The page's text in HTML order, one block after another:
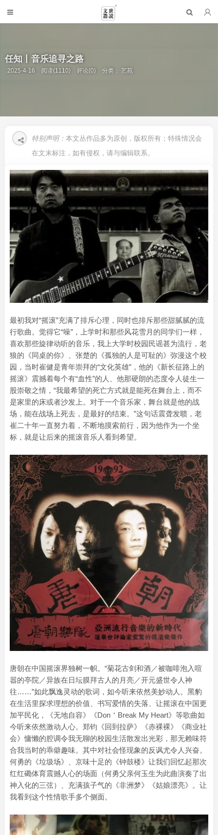
任知丨音乐追寻之路
2025-4-16 阅读(1110) 评论(0) 分类：艺苑
特别声明： 本文丛作品多为原创，版权所有；特殊情况会
在文末标注，如有侵权，请与编辑联系。
最初我对“摇滚”充满了排斥心理，同时也排斥那些甜腻腻的流
行歌曲。觉得它“噪”，上学时和那些风花雪月的同学们一样，
喜欢那些旋律动听的音乐，我上大学时校园民谣甚为流行，老
狼的《同桌的你》、张楚的《孤独的人是可耻的》弥漫这个校
园，当时崔健是青年崇拜的“文化英雄”，他的《新长征路上的
摇滚》震撼着每个有“血性”的人、他那硬朗的态度令人徒生一
股崇敬之情，“我最希望的死亡方式就是能死在舞台上，而不
是家里的床或者沙发上。对于一个音乐家，舞台就是他的战
场，能在战场上死去，是最好的结束。”这句话震聋发聩，老
崔二十年一直努力着，不断地摸索前行，因为他作为一个坐
标，就是让后来的摇滚音乐人看到希望。
唐朝在中国摇滚界独树一帜。“菊花古剑和酒／被咖啡泡入喧
嚣的亭院／异族在日坛膜拜古人的月亮／开元盛世令人神
往……”如此飘逸灵动的歌词，如今听来依然美妙动人。黑豹
在生活里探求理想的价值、书写爱情的失落、让摇滚在中国更
加平民化，《无地自容》《Don＇Break My Heart》等歌曲如
今听来依然激动人心。郑钧《回到拉萨》《赤裸裸》《商业社
会》慵懒的腔调令我无聊的校园生活散发出光彩，那无赖味符
合我当时的乖僻趣味。其中对社会怪现象的反讽尤令人兴奋。
何勇的《垃圾场》、京味十足的《钟鼓楼》让我们回忆起那次
红红磡体育震撼人心的场面（何勇父亲何玉生为此曲演奏了出
神入化的三弦）、充满孩子气的《非洲梦》《姑娘漂亮》。让
我看到这个性情歌手多个侧面。